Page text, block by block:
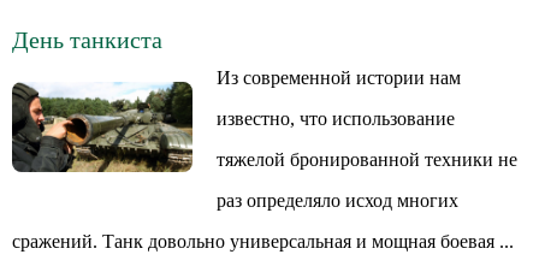
День танкиста
Из современной истории нам
известно, что использование
тяжелой бронированной техники не
раз определяло исход многих
сражений. Танк довольно универсальная и мощная боевая ...